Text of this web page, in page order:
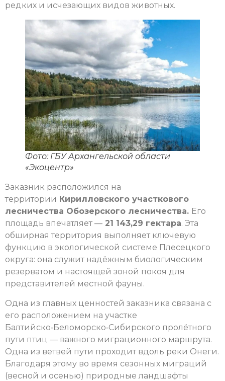
редких и исчезающих видов животных.
Фото: ГБУ Архангельской области
«Экоцентр»
Заказник расположился на
территории Кирилловского участкового
лесничества Обозерского лесничества. Его
площадь впечатляет — 21 143,29 гектара. Эта
обширная территория выполняет ключевую
функцию в экологической системе Плесецкого
округа: она служит надёжным биологическим
резерватом и настоящей зоной покоя для
представителей местной фауны.
Одна из главных ценностей заказника связана с
его расположением на участке
Балтийско‑Беломорско‑Сибирского пролётного
пути птиц — важного миграционного маршрута.
Одна из ветвей пути проходит вдоль реки Онеги.
Благодаря этому во время сезонных миграций
(весной и осенью) природные ландшафты